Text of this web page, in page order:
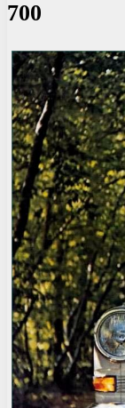
700